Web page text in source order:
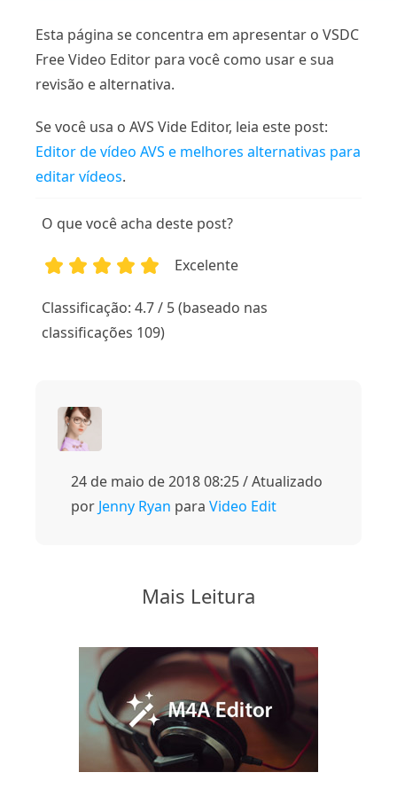
Esta página se concentra em apresentar o VSDC
Free Video Editor para você como usar e sua
revisão e alternativa.
Se você usa o AVS Vide Editor, leia este post:
Editor de vídeo AVS e melhores alternativas para
editar vídeos.
O que você acha deste post?
Excelente
Classificação: 4.7 / 5 (baseado nas
classificações 109)
24 de maio de 2018 08:25 / Atualizado
por Jenny Ryan para Video Edit
Mais Leitura